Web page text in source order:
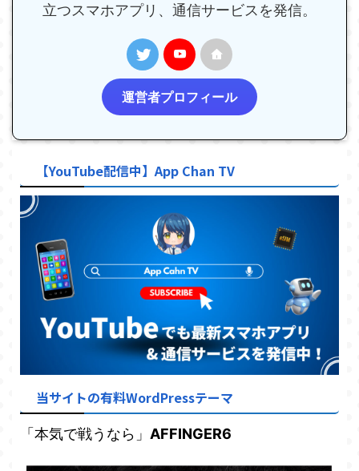
立つスマホアプリ、通信サービスを発信。
運営者プロフィール
【YouTube配信中】App Chan TV
当サイトの有料WordPressテーマ
「本気で戦うなら」 AFFINGER6